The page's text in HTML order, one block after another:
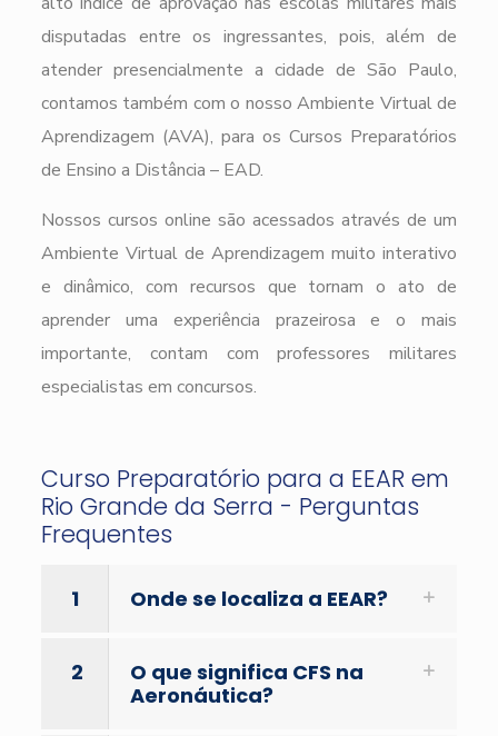
disputadas entre os ingressantes, pois, além de
atender presencialmente a cidade de São Paulo,
contamos também com o nosso Ambiente Virtual de
Aprendizagem (AVA), para os Cursos Preparatórios
de Ensino a Distância – EAD.
Nossos cursos online são acessados através de um
Ambiente Virtual de Aprendizagem muito interativo
e dinâmico, com recursos que tornam o ato de
aprender uma experiência prazeirosa e o mais
importante, contam com professores militares
especialistas em concursos.
Curso Preparatório para a EEAR em
Rio Grande da Serra - Perguntas
Frequentes
1 Onde se localiza a EEAR?
2
O que significa CFS na
Aeronáutica?